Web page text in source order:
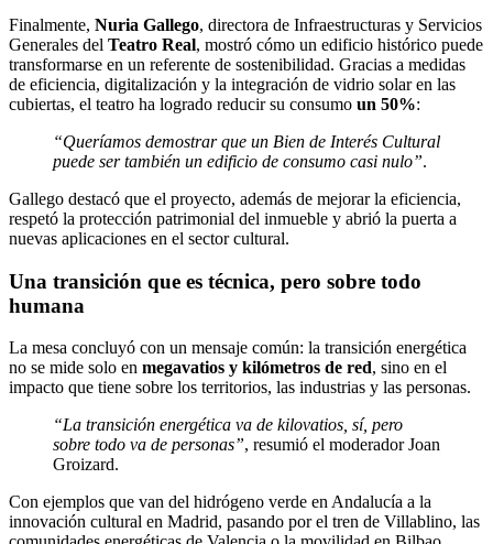
Finalmente, Nuria Gallego, directora de Infraestructuras y Servicios
Generales del Teatro Real, mostró cómo un edificio histórico puede
transformarse en un referente de sostenibilidad. Gracias a medidas
de eficiencia, digitalización y la integración de vidrio solar en las
cubiertas, el teatro ha logrado reducir su consumo un 50%:
“Queríamos demostrar que un Bien de Interés Cultural
puede ser también un edificio de consumo casi nulo”.
Gallego destacó que el proyecto, además de mejorar la eficiencia,
respetó la protección patrimonial del inmueble y abrió la puerta a
nuevas aplicaciones en el sector cultural.
Una transición que es técnica, pero sobre todo
humana
La mesa concluyó con un mensaje común: la transición energética
no se mide solo en megavatios y kilómetros de red, sino en el
impacto que tiene sobre los territorios, las industrias y las personas.
“La transición energética va de kilovatios, sí, pero
sobre todo va de personas”, resumió el moderador Joan
Groizard.
Con ejemplos que van del hidrógeno verde en Andalucía a la
innovación cultural en Madrid, pasando por el tren de Villablino, las